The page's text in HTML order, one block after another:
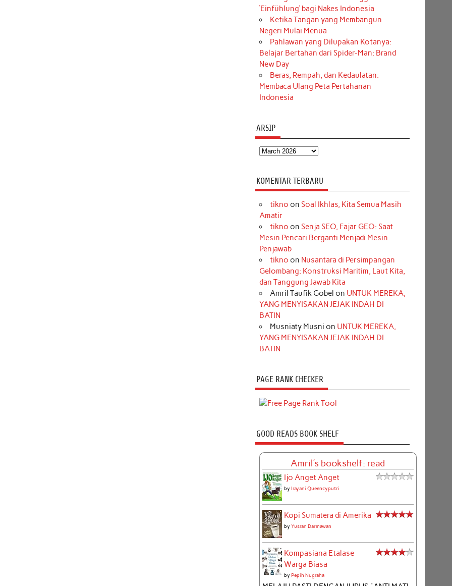
‘Einfühlung’ bagi Nakes Indonesia
Ketika Tangan yang Membangun
Negeri Mulai Menua
Pahlawan yang Dilupakan Kotanya:
Belajar Bertahan dari Spider-Man: Brand
New Day
Beras, Rempah, dan Kedaulatan:
Membaca Ulang Peta Pertahanan
Indonesia
ARSIP
Arsip
KOMENTAR TERBARU
tikno on Soal Ikhlas, Kita Semua Masih
Amatir
tikno on Senja SEO, Fajar GEO: Saat
Mesin Pencari Berganti Menjadi Mesin
Penjawab
tikno on Nusantara di Persimpangan
Gelombang: Konstruksi Maritim, Laut Kita,
dan Tanggung Jawab Kita
Amril Taufik Gobel on UNTUK MEREKA,
YANG MENYISAKAN JEJAK INDAH DI
BATIN
Musniaty Musni on UNTUK MEREKA,
YANG MENYISAKAN JEJAK INDAH DI
BATIN
PAGE RANK CHECKER
GOOD READS BOOK SHELF
Amril's bookshelf: read
Ijo Anget Anget
by Irayani Queencyputri
Kopi Sumatera di Amerika
by Yusran Darmawan
Kompasiana Etalase
Warga Biasa
by Pepih Nugraha